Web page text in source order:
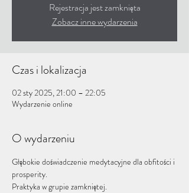
Rejestracja jest zamknięta
Zobacz inne wydarzenia
Czas i lokalizacja
02 sty 2025, 21:00 – 22:05
Wydarzenie online
O wydarzeniu
Głębokie doświadczenie medytacyjne dla obfitości i
prosperity.
Praktyka w grupie zamkniętej.